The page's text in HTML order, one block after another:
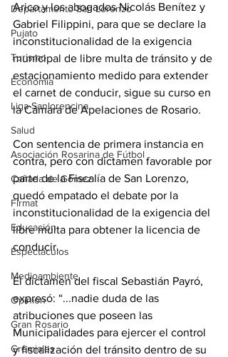
Departamento San Lorenzo
Pujato
Turismo
Economía
Liga Sanlorencina
Salud
Asociación Rosarina de Fútbol
Cañada de Gómez
Firmat
Educación
Espectáculos
Medioambiente
Opinión
Gran Rosario
Gremiales
Arico y los abogados Nicolás Benítez y
Gabriel Filippini, para que se declare la
inconstitucionalidad de la exigencia
municipal de libre multa de tránsito y de
estacionamiento medido para extender
el carnet de conducir, sigue su curso en
la Cámara de Apelaciones de Rosario.
Con sentencia de primera instancia en
contra, pero con dictamen favorable por
parte de la Fiscalía de San Lorenzo,
quedó empatado el debate por la
inconstitucionalidad de la exigencia del
libre multa para obtener la licencia de
conducir.
El dictamen del fiscal Sebastián Payró,
expresó: “...nadie duda de las
atribuciones que poseen las
Municipalidades para ejercer el control
y fiscalización del tránsito dentro de su